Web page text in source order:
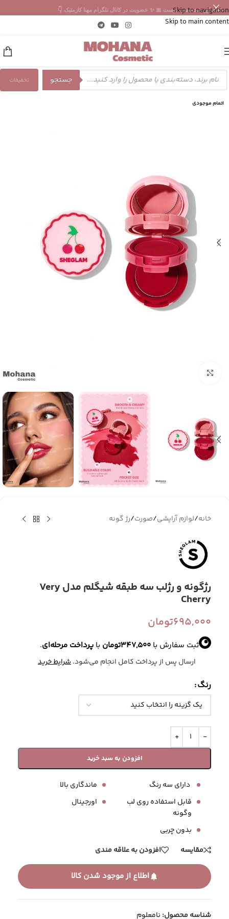
Skip to navigation
Skip to main content
✨ مشاوره تخصصی پوست 🎀 ✨ عضویت در کانال تلگرام مهنا کازمتیک 👇
جستجو تخفیفات
اتمام موجودی
خانه/لوازم آرایشی/صورت/رژ گونه
رژگونه و رژلب سه طبقه شیگلم مدل Very
Cherry
695,000تومان
ثبت سفارش با 347,500تومان با پرداخت مرحله‌ای.
ارسال پس از پرداخت کامل انجام می‌شود.شرایط خرید
رنگ
افزودن به سبد خرید
دارای سه رنگ
قابل استفاده روی لب
و‌گونه
بدون چربی
ماندگاری بالا
اورجینال
مقایسه افزودن به علاقه مندی
اطلاع از موجود شدن کالا
شناسه محصول: نامعلوم